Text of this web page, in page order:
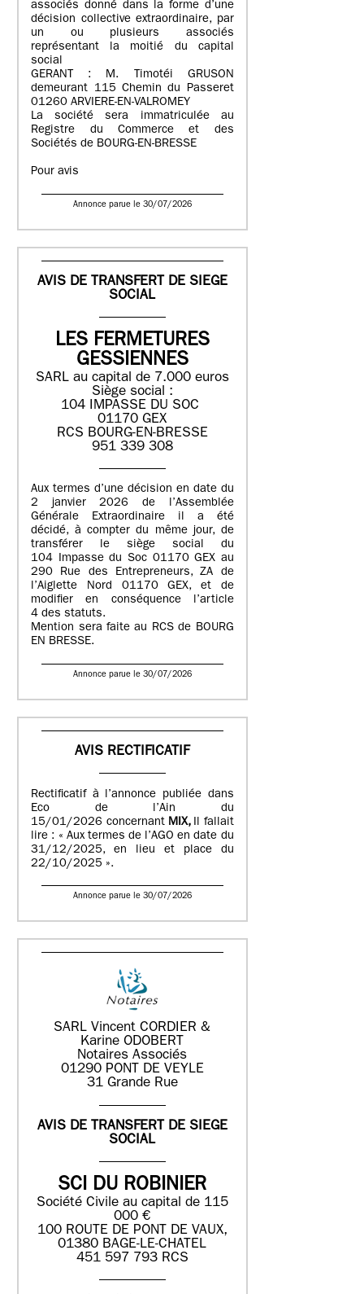
associés donné dans la forme d’une
décision collective extraordinaire, par
un ou plusieurs associés
représentant la moitié du capital
social
GERANT : M. Timotéi GRUSON
demeurant 115 Chemin du Passeret
01260 ARVIERE-EN-VALROMEY
La société sera immatriculée au
Registre du Commerce et des
Sociétés de BOURG-EN-BRESSE
Pour avis
Annonce parue le 30/07/2026
AVIS DE TRANSFERT DE SIEGE
SOCIAL
LES FERMETURES
GESSIENNES
SARL au capital de 7.000 euros
Siège social :
104 IMPASSE DU SOC
01170 GEX
RCS BOURG-EN-BRESSE
951 339 308
Aux termes d’une décision en date du
2 janvier 2026 de l’Assemblée
Générale Extraordinaire il a été
décidé, à compter du même jour, de
transférer le siège social du
104 Impasse du Soc 01170 GEX au
290 Rue des Entrepreneurs, ZA de
l’Aiglette Nord 01170 GEX, et de
modifier en conséquence l’article
4 des statuts.
Mention sera faite au RCS de BOURG
EN BRESSE.
Annonce parue le 30/07/2026
AVIS RECTIFICATIF
Rectificatif à l’annonce publiée dans
Eco de l’Ain du
15/01/2026 concernant MIX, Il fallait
lire : « Aux termes de l’AGO en date du
31/12/2025, en lieu et place du
22/10/2025 ».
Annonce parue le 30/07/2026
SARL Vincent CORDIER &
Karine ODOBERT
Notaires Associés
01290 PONT DE VEYLE
31 Grande Rue
AVIS DE TRANSFERT DE SIEGE
SOCIAL
SCI DU ROBINIER
Société Civile au capital de 115
000 €
100 ROUTE DE PONT DE VAUX,
01380 BAGE-LE-CHATEL
451 597 793 RCS